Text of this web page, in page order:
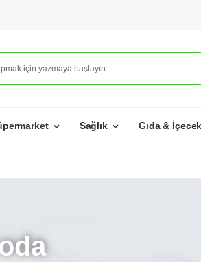
Sağlık Gıda & İçecek